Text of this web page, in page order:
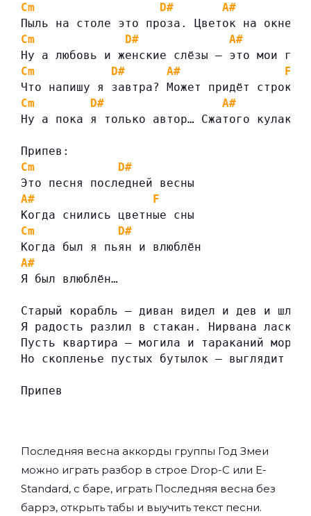
Cm D#
A#
Пыль на столе это проза. Цветок на окне —
Cm
D#
A#
Ну а любовь и женские слёзы — это мои
Cm
D# A#
F
Что напишу я завтра? Может придёт строка.
Cm
D# A#
Ну а пока я только автор… Сжатого кулака!
Припев:
Cm
D#
Это песня последней весны
A#
F
Когда снились цветные сны
Cm
D#
Когда был я пьян и влюблён
A#
Я был влюблён…
Старый корабль — диван видел и дев и
Я радость разлил в стакан. Нирвана
Пусть квартира — могила и тараканий морг.
Но скопленье пустых бутылок — выглядит
Припев
Последняя весна аккорды группы Год Змеи
можно играть разбор в строе Drop-C или E-
Standard, с баре, играть Последняя весна без
баррэ, открыть табы и выучить текст песни.